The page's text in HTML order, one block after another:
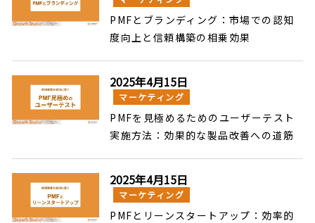
PMFとブランディング：市場での認知
度向上と信頼構築の相乗効果
2025年4月15日
マーケティング
PMFを見極めるためのユーザーテスト
実施方法：効果的な製品改善への道筋
2025年4月15日
マーケティング
PMFとリーンスタートアップ：効率的